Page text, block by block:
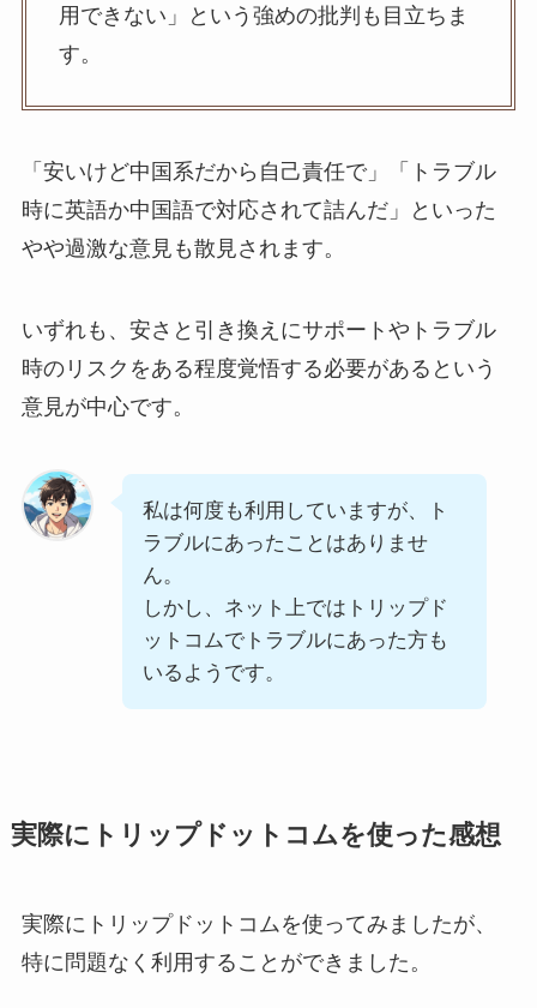
用できない」という強めの批判も目立ちま
す。
「安いけど中国系だから自己責任で」「トラブル
時に英語か中国語で対応されて詰んだ」といった
やや過激な意見も散見されます。
いずれも、安さと引き換えにサポートやトラブル
時のリスクをある程度覚悟する必要があるという
意見が中心です。
私は何度も利用していますが、ト
ラブルにあったことはありませ
ん。
しかし、ネット上ではトリップド
ットコムでトラブルにあった方も
いるようです。
実際にトリップドットコムを使った感想
実際にトリップドットコムを使ってみましたが、
特に問題なく利用することができました。